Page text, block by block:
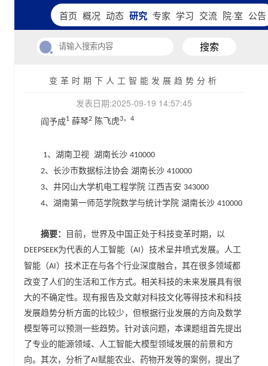
首页 概况 动态 研究 专家 学习 交流 院·室 公告
搜索
变革时期下人工智能发展趋势分析
发表日期:2025-09-19 14:57:45
阎予成1 薛琴2 陈飞虎3， 4
1、 湖南卫视 湖南长沙 410000
2、长沙市数据标注协会 湖南长沙 410000
3、井冈山大学机电工程学院 江西吉安 343000
4、湖南第一师范学院数学与统计学院 湖南长沙 410000
摘要：
目前，世界及中国正处于科技变革时期，以
DEEPSEEK为代表的人工智能（AI）技术呈井喷式发展。人工
智能（AI）技术正在与各个行业深度融合，其在很多领域都
改变了人们的生活和工作方式。相关科技的未来发展具有很
大的不确定性。现有报告及文献对科技文化等得技术和科技
发展趋势分析方面的比较少，但根据行业发展的方向及数学
模型等可以预测一些趋势。针对该问题，本课题组首先提出
了专业的能源领域、人工智能大模型领域发展的前景和方
向。其次， 分析了AI赋能农业、药物开发等的案例， 提出了